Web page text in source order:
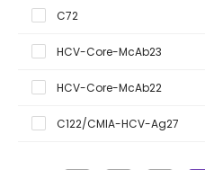
C72
HCV-Core-McAb23
HCV-Core-McAb22
C122/CMIA-HCV-Ag27